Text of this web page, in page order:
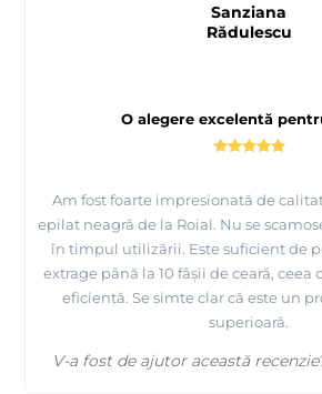
O alegere excelentă
Am fost foarte impresionată de
epilat neagră de la Roial. Nu se
în timpul utilizării. Este suficient de
extrage până la 10 fâșii de ceară, ceea
eficientă. Se simte clar că este un
superioară.
Sanziana
Rădulescu
V-a fost de ajutor această